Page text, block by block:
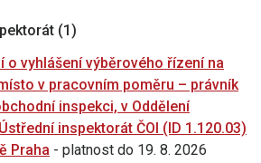
(1)
o vyhlášení výběrového řízení na
v pracovním poměru – právník
inspekci, v Oddělení
inspektorát ČOI (ID 1.120.03)
Praha - platnost do 19. 8. 2026